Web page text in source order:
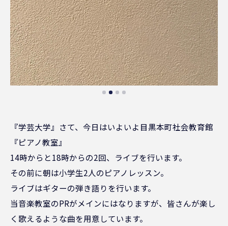
『学芸大学』さて、今日はいよいよ目黒本町社会教育館
『ピアノ教室』
14時からと18時からの2回、ライブを行います。
その前に朝は小学生2人のピアノレッスン。
ライブはギターの弾き語りを行います。
当音楽教室のPRがメインにはなりますが、皆さんが楽し
く歌えるような曲を用意しています。